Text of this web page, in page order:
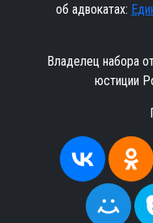
об адвокатах:
Владелец набора
юстиции